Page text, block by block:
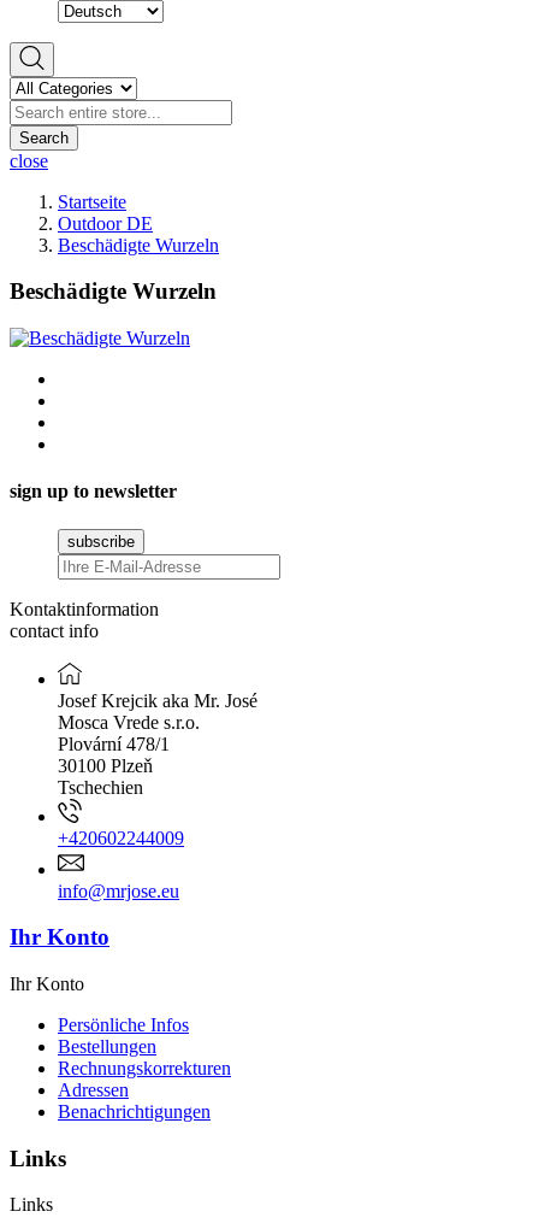
Search
close
Startseite
Outdoor DE
Beschädigte Wurzeln
Beschädigte Wurzeln
sign up to newsletter
Kontaktinformation
contact info
Josef Krejcik aka Mr. José
Mosca Vrede s.r.o.
Plovární 478/1
30100 Plzeň
Tschechien
+420602244009
info@mrjose.eu
Ihr Konto
Ihr Konto
Persönliche Infos
Bestellungen
Rechnungskorrekturen
Adressen
Benachrichtigungen
Links
Links